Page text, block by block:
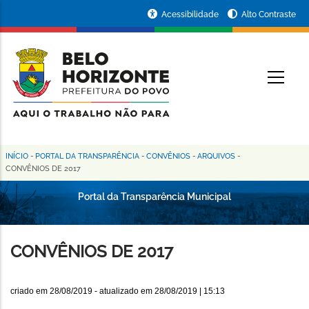
conteúdo
principal
da
Prefeitura
de
Horizonte
Acessibilidade Alto Contraste
Trilha
de
navegação
INÍCIO - PORTAL DA TRANSPARÊNCIA - CONVÊNIOS - ARQUIVOS -
CONVÊNIOS DE 2017
Portal da Transparência Municipal
CONVÊNIOS DE 2017
criado em 28/08/2019 - atualizado em 28/08/2019 | 15:13